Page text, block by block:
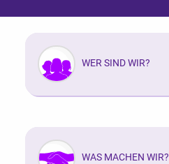
WER SIND WIR?
WAS MACHEN WIR?